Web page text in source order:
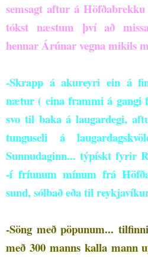
semsagt aftur á
tókst næstum því að
hennar Árúnar vegna mikils
-Skrapp á akureyri ein á
nætur ( eina frammi á gangi
svo til baka á laugardegi,
tunguseli á
Sunnudaginn... týpískt fyrir
-í fríunum mínum frá
sund, sólbað eða til
-Söng með pöpunum...
með 300 manns kalla mann